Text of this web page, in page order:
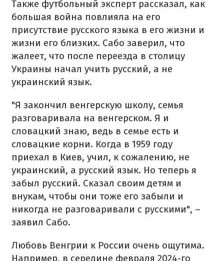
Также футбольный эксперт рассказал, как
большая война повлияла на его
присутствие русского языка в его жизни и
жизни его близких. Сабо заверил, что
жалеет, что после переезда в столицу
Украины начал учить русский, а не
украинский язык.
"Я закончил венгерскую школу, семья
разговаривала на венгерском. Я и
словацкий знаю, ведь в семье есть и
словацкие корни. Когда в 1959 году
приехал в Киев, учил, к сожалению, не
украинский, а русский язык. Но теперь я
забыл русский. Сказал своим детям и
внукам, чтобы они тоже его забыли и
никогда не разговаривали с русскими", –
заявил Сабо.
Любовь Венгрии к России очень ощутима.
Например, в середине февраля 2024-го